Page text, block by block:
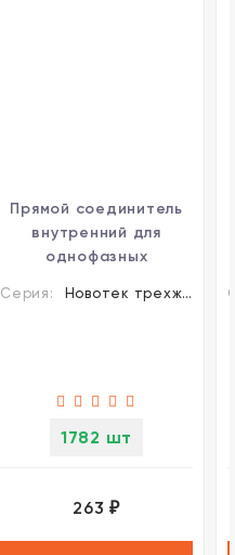
Прямой соединитель
внутренний для
однофазных
шинопроводов
Серия: Новотек трехжильные шинопроводы и аксессуары
1782 шт
263 ₽